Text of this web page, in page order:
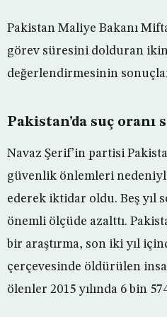
Pakistan Maliye Bakanı
görev süresini dolduran
değerlendirmesinin
Pakistan’da suç oranı
Navaz Şerif’in partisi
güvenlik önlemleri
ederek iktidar oldu. Beş
önemli ölçüde azalttı.
bir araştırma, son iki yıl
çerçevesinde öldürülen
ölenler 2015 yılında 6 bin